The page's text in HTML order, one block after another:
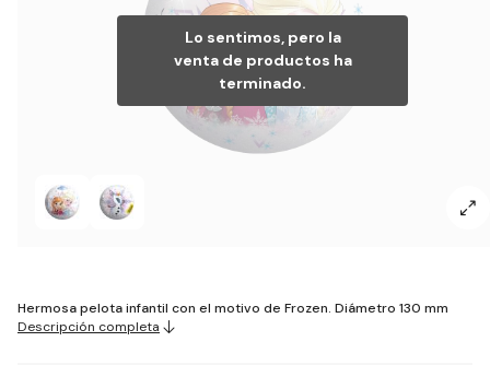
Lo sentimos, pero la
venta de productos ha
terminado.
Hermosa pelota infantil con el motivo de Frozen. Diámetro 130 mm
Descripción completa